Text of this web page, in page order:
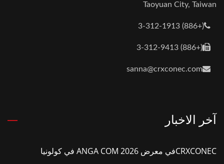
Taoyuan City, Taiwan
(+886) 3-312-1913
(+886) 3-312-9413
sanna@crxconec.com
آخر الاخبار
CRXCONECفي معرض ANGA COM 2026 في كولونيا